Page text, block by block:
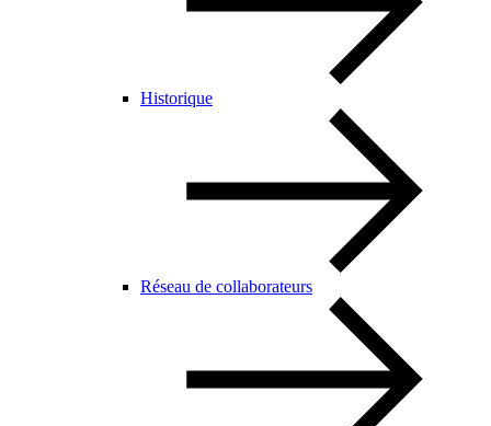
Historique
Réseau de collaborateurs